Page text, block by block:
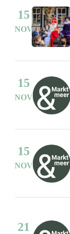
15
NOV
15
NOV
15
NOV
21